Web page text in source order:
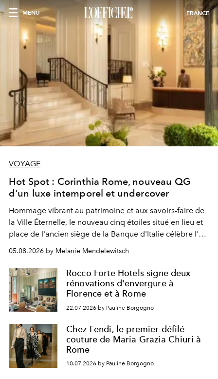
MENU FRANCE
VOYAGE
Hot Spot : Corinthia Rome, nouveau QG
d'un luxe intemporel et undercover
Hommage vibrant au patrimoine et aux savoirs-faire de
la Ville Éternelle, le nouveau cinq étoiles situé en lieu et
place de l'ancien siège de la Banque d'Italie célèbre l'art
de vivre Romain dans toute son élégance intemporelle.
05.08.2026 by Melanie Mendelewitsch
Rocco Forte Hotels signe deux
rénovations d'envergure à
Florence et à Rome
22.07.2026 by Pauline Borgogno
Chez Fendi, le premier défilé
couture de Maria Grazia Chiuri à
Rome
10.07.2026 by Pauline Borgogno